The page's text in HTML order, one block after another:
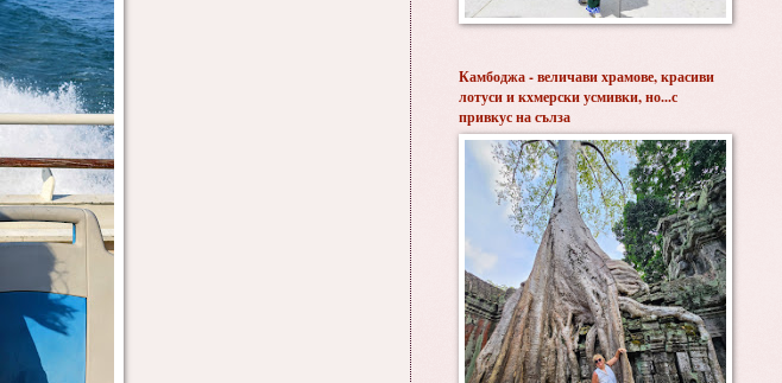
Камбоджа - величави храмове, красиви
лотуси и кхмерски усмивки, но...с
привкус на сълза